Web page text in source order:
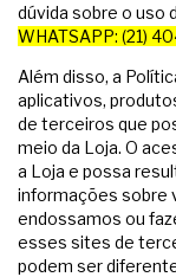
dúvida sobre o uso
WHATSAPP: (21)
Além disso, a
aplicativos,
de terceiros que
meio da Loja. O
a Loja e possa
informações sobre
endossamos ou
esses sites de
podem ser